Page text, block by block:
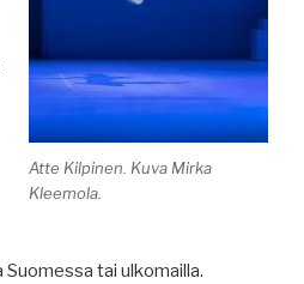
Atte Kilpinen. Kuva Mirka
Kleemola.
tai ulkomailla.